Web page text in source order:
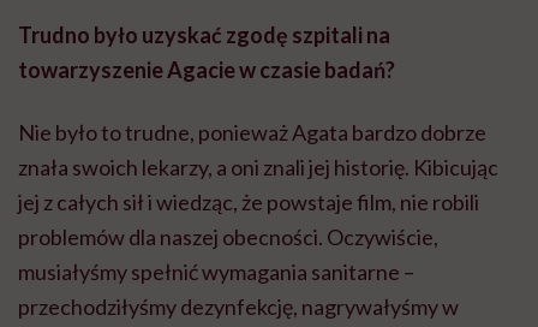
Trudno było uzyskać zgodę szpitali na
towarzyszenie Agacie w czasie badań?
Nie było to trudne, ponieważ Agata bardzo dobrze
znała swoich lekarzy, a oni znali jej historię. Kibicując
jej z całych sił i wiedząc, że powstaje film, nie robili
problemów dla naszej obecności. Oczywiście,
musiałyśmy spełnić wymagania sanitarne –
przechodziłyśmy dezynfekcję, nagrywałyśmy w